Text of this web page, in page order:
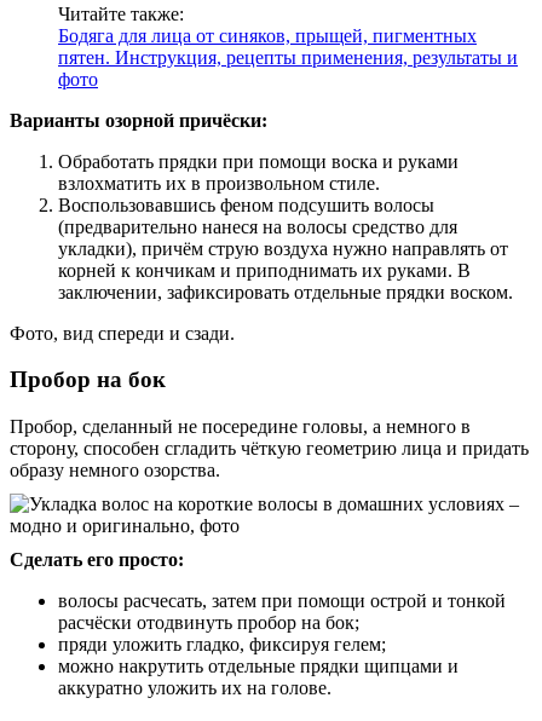
Читайте также:
Бодяга для лица от синяков, прыщей, пигментных
пятен. Инструкция, рецепты применения, результаты и
фото
Варианты озорной причёски:
Обработать прядки при помощи воска и руками
взлохматить их в произвольном стиле.
Воспользовавшись феном подсушить волосы
(предварительно нанеся на волосы средство для
укладки), причём струю воздуха нужно направлять от
корней к кончикам и приподнимать их руками. В
заключении, зафиксировать отдельные прядки воском.
Фото, вид спереди и сзади.
Пробор на бок
Пробор, сделанный не посередине головы, а немного в
сторону, способен сгладить чёткую геометрию лица и придать
образу немного озорства.
Сделать его просто:
волосы расчесать, затем при помощи острой и тонкой
расчёски отодвинуть пробор на бок;
пряди уложить гладко, фиксируя гелем;
можно накрутить отдельные прядки щипцами и
аккуратно уложить их на голове.